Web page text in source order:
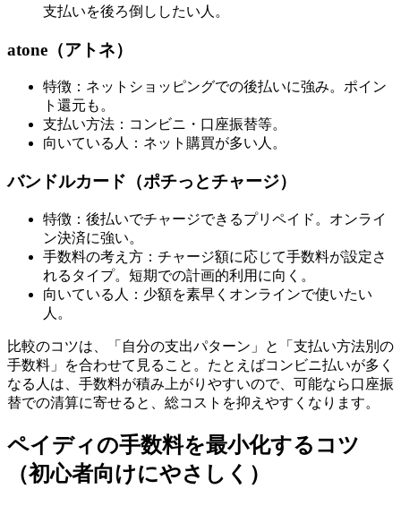
支払いを後ろ倒ししたい人。
atone（アトネ）
特徴：ネットショッピングでの後払いに強み。ポイン
ト還元も。
支払い方法：コンビニ・口座振替等。
向いている人：ネット購買が多い人。
バンドルカード（ポチっとチャージ）
特徴：後払いでチャージできるプリペイド。オンライ
ン決済に強い。
手数料の考え方：チャージ額に応じて手数料が設定さ
れるタイプ。短期での計画的利用に向く。
向いている人：少額を素早くオンラインで使いたい
人。
比較のコツは、「自分の支出パターン」と「支払い方法別の
手数料」を合わせて見ること。たとえばコンビニ払いが多く
なる人は、手数料が積み上がりやすいので、可能なら口座振
替での清算に寄せると、総コストを抑えやすくなります。
ペイディの手数料を最小化するコツ
（初心者向けにやさしく）